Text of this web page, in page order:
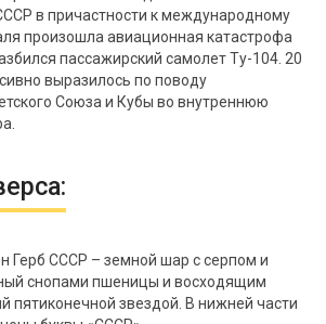
в причастности к международному
произошла авиационная катастрофа
пассажирский самолет Ту-104. 20
выразилось по поводу
Союза и Кубы во внутреннюю
Герб СССР – земной шар с серпом и
снопами пшеницы и восходящим
пятиконечной звездой. В нижней части